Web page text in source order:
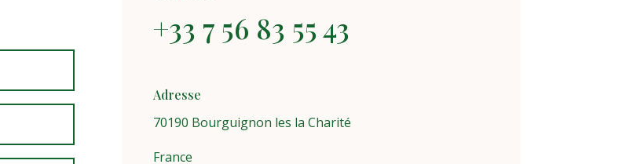
+33 7 56 83 55 43
Adresse
70190 Bourguignon les la Charité
France